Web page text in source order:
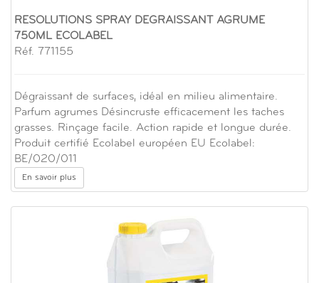
RESOLUTIONS SPRAY DEGRAISSANT AGRUME
750ML ECOLABEL
Réf. 771155
Dégraissant de surfaces, idéal en milieu alimentaire.
Parfum agrumes Désincruste efficacement les taches
grasses. Rinçage facile. Action rapide et longue durée.
Produit certifié Ecolabel européen EU Ecolabel:
BE/020/011
En savoir plus